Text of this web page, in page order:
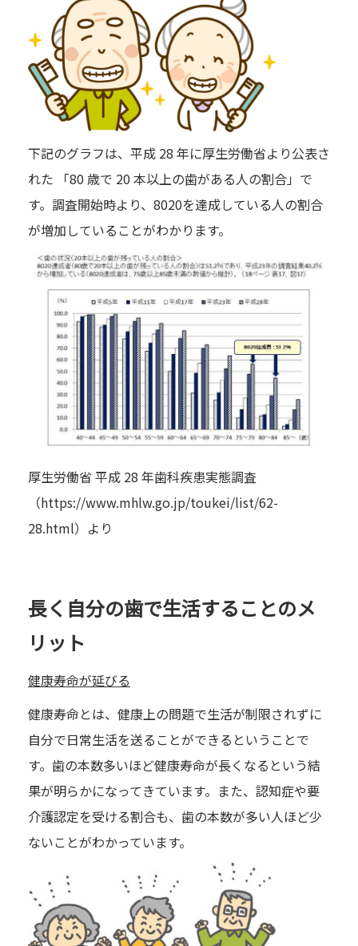
下記のグラフは、平成 28 年に厚生労働省より公表さ
れた 「80 歳で 20 本以上の歯がある人の割合」で
す。調査開始時より、8020を達成している人の割合
が増加していることがわかります。
厚生労働省 平成 28 年歯科疾患実態調査
（https://www.mhlw.go.jp/toukei/list/62-
28.html）より
長く自分の歯で生活することのメ
リット
健康寿命が延びる
健康寿命とは、健康上の問題で生活が制限されずに
自分で日常生活を送ることができるということで
す。歯の本数多いほど健康寿命が長くなるという結
果が明らかになってきています。また、認知症や要
介護認定を受ける割合も、歯の本数が多い人ほど少
ないことがわかっています。